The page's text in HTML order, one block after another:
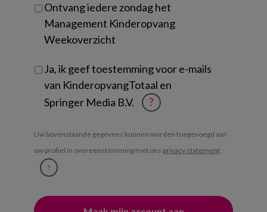
Ontvang iedere zondag het
Management Kinderopvang
Weekoverzicht
Ja, ik geef toestemming voor e-mails
van KinderopvangTotaal en
Springer Media B.V.
?
Uw bovenstaande gegevens kunnen worden toegevoegd aan
uw profiel in overeenstemming met ons privacy statement.
?